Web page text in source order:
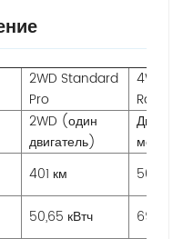
2WD Standard
Pro
4WD
Range
2WD (один
двигатель)
мотор
401 км
501 км
50,65 кВтч
69,77